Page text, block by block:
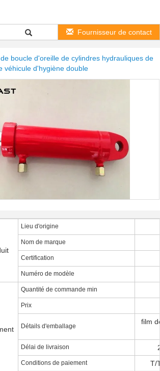
Fournisseur de contact
boucle d'oreille de cylindres hydrauliques de
véhicule d'hygiène double
Lieu d'origine
Nom de marque
Certification
Numéro de modèle
Quantité de commande min
Prix
Détails d'emballage
film
Délai de livraison
Conditions de paiement T/